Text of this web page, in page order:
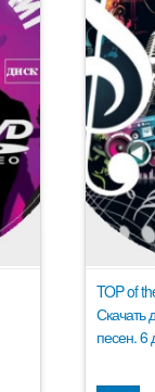
TOP of
Скачать
песен. 6